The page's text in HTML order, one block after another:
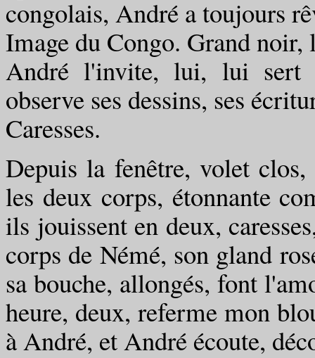
congolais, André a toujours
Image du Congo. Grand noir,
André l'invite, lui, lui sert
observe ses dessins, ses
Caresses.
Depuis la fenêtre, volet
les deux corps, étonnante
ils jouissent en deux,
corps de Némé, son gland
sa bouche, allongés, font
heure, deux, referme mon
à André, et André écoute,